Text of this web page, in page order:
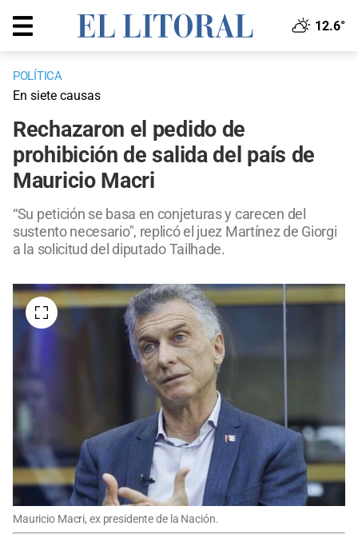
12.6°
POLÍTICA
En siete causas
Rechazaron el pedido de
prohibición de salida del país de
Mauricio Macri
“Su petición se basa en conjeturas y carecen del
sustento necesario", replicó el juez Martínez de Giorgi
a la solicitud del diputado Tailhade.
Mauricio Macri, ex presidente de la Nación.